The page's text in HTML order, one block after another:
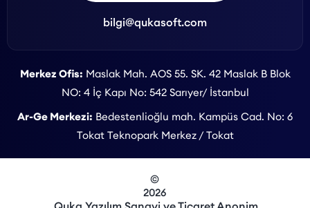
bilgi@qukasoft.com
Merkez Ofis: Maslak Mah. AOS 55. SK. 42 Maslak B Blok
NO: 4 İç Kapı No: 542 Sarıyer/ İstanbul
Ar-Ge Merkezi: Bedestenlioğlu mah. Kampüs Cad. No: 6
Tokat Teknopark Merkez / Tokat
©
2026